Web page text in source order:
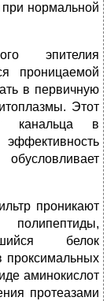
нормальной
эпителия
проницаемой
в первичную
Этот
канальца в
проникают
белок
проксимальных
аминокислот
протеазами